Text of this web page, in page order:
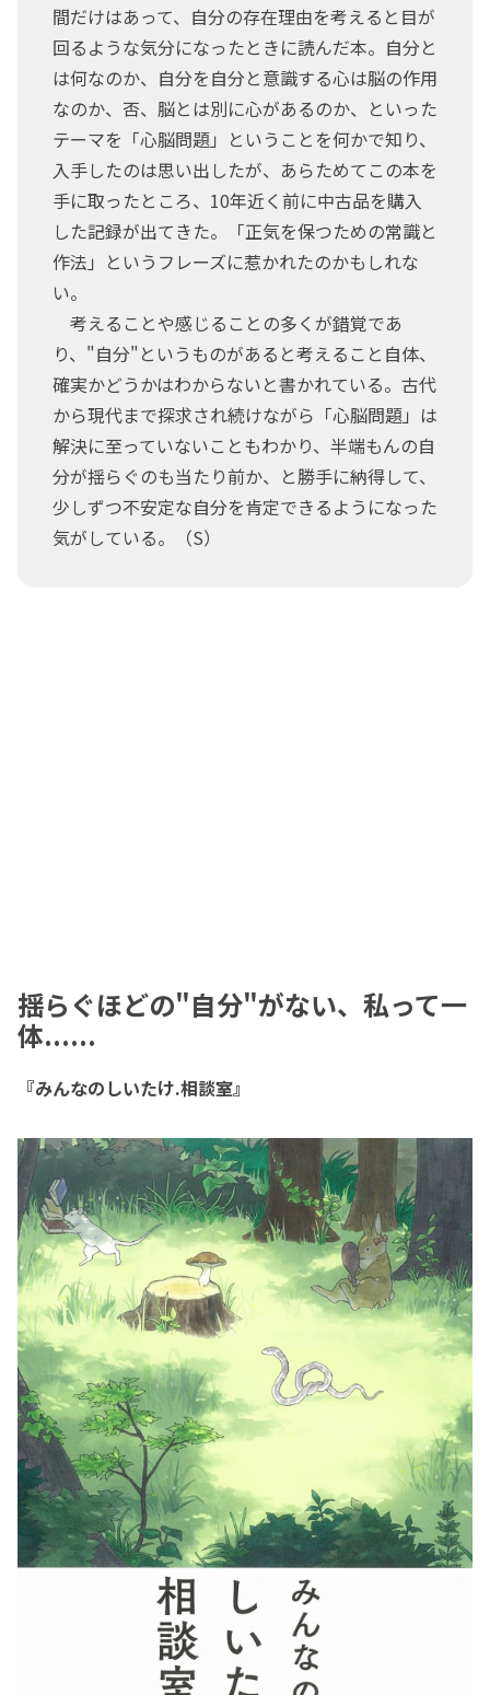
間だけはあって、自分の存在理由を考えると目が
回るような気分になったときに読んだ本。自分と
は何なのか、自分を自分と意識する心は脳の作用
なのか、否、脳とは別に心があるのか、といった
テーマを「心脳問題」ということを何かで知り、
入手したのは思い出したが、あらためてこの本を
手に取ったところ、10年近く前に中古品を購入
した記録が出てきた。「正気を保つための常識と
作法」というフレーズに惹かれたのかもしれな
い。
考えることや感じることの多くが錯覚であ
り、"自分"というものがあると考えること自体、
確実かどうかはわからないと書かれている。古代
から現代まで探求され続けながら「心脳問題」は
解決に至っていないこともわかり、半端もんの自
分が揺らぐのも当たり前か、と勝手に納得して、
少しずつ不安定な自分を肯定できるようになった
気がしている。（S）
揺らぐほどの"自分"がない、私って一
体......
『みんなのしいたけ.相談室』